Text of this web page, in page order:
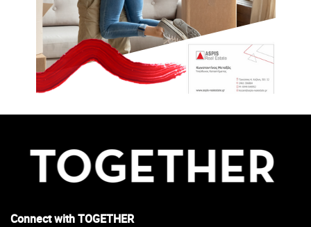
Connect with TOGETHER